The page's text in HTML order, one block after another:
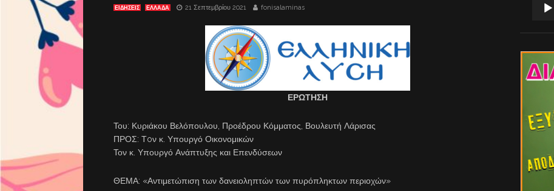
ΕΙΔΗΣΕΙΣ ΕΛΛΑΔΑ 21 Σεπτεμβρίου 2021 fonisalaminas
ΕΡΩΤΗΣΗ
Του: Κυριάκου Βελόπουλου, Προέδρου Κόμματος, Βουλευτή Λάρισας
ΠΡΟΣ: Τoν κ. Υπουργό Οικονομικών
Τον κ. Υπουργό Ανάπτυξης και Επενδύσεων
ΘΕΜΑ: «Αντιμετώπιση των δανειοληπτών των πυρόπληκτων περιοχών»